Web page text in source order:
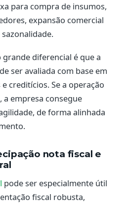
para compra de insumos,
expansão comercial
grande diferencial é que a
ser avaliada com base em
creditícios. Se a operação
empresa consegue
de forma alinhada
nota fiscal e
pode ser especialmente útil
fiscal robusta,